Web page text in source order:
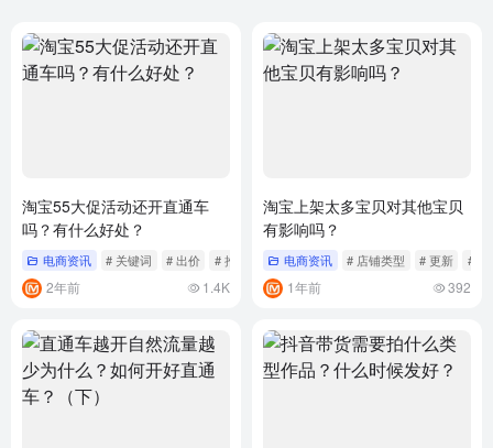
淘宝55大促活动还开直通车
吗？有什么好处？
电商资讯 # 关键词 # 出价 # 推广
2年前 1.4K
淘宝上架太多宝贝对其他宝贝
有影响吗？
电商资讯 # 店铺类型 # 更新 # 标
1年前 392